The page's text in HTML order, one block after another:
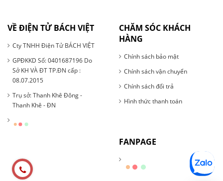
VỀ ĐIỆN TỬ BÁCH VIỆT
Cty TNHH Điện Tử BÁCH VIỆT
GPĐKKD Số: 0401687196 Do
Sở KH VÀ ĐT TP.ĐN cấp :
08.07.2015
Trụ sở: Thanh Khê Đông -
Thanh Khê - ĐN
CHĂM SÓC KHÁCH
HÀNG
Chính sách bảo mật
Chính sách vận chuyển
Chính sách đổi trả
Hình thức thanh toán
FANPAGE